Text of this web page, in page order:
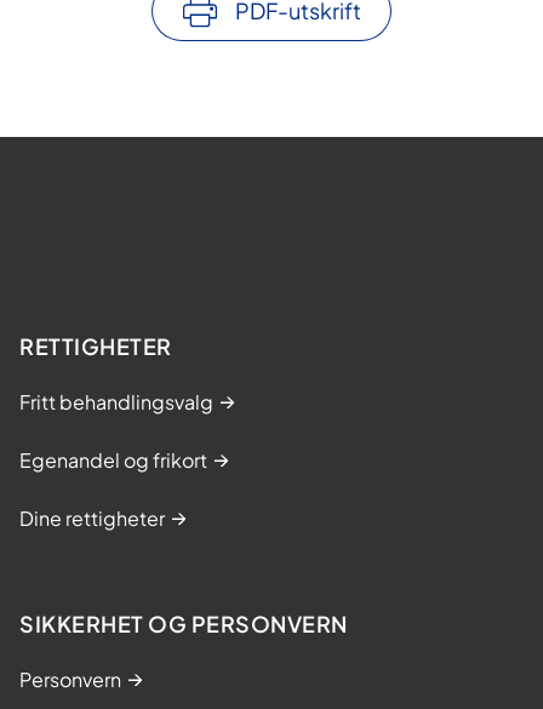
PDF-utskrift
RETTIGHETER
Fritt behandlingsvalg
Egenandel og frikort
Dine rettigheter
SIKKERHET OG PERSONVERN
Personvern